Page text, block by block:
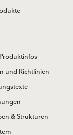
und Richtlinien
& Strukturen